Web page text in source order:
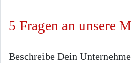
5 Fragen an unsere
Beschreibe Dein